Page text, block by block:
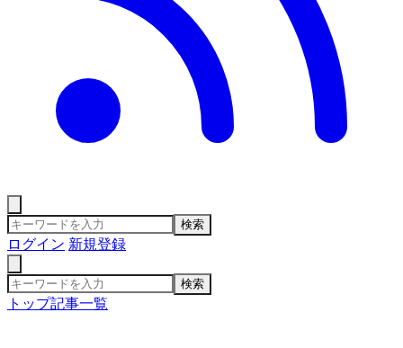
検索
ログイン 新規登録
検索
トップ記事一覧